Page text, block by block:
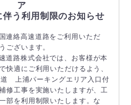
ア
伴う利用制限のお知らせ
連絡高速道路をご利用いただ
ございます。
道路株式会社では、お客様が本
快適にご利用いただけるよう、
上浦パーキングエリア入口付
修工事を実施いたしますが、工
部を利用制限いたします。な